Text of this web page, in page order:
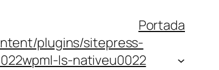
Portada
plugins/sitepress-
ls-nativeu0022